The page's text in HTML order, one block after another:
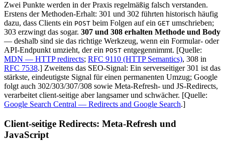
Zwei Punkte werden in der Praxis regelmäßig falsch verstanden.
Erstens der Methoden-Erhalt: 301 und 302 führten historisch häufig
dazu, dass Clients ein POST beim Folgen auf ein GET umschrieben;
303 erzwingt das sogar. 307 und 308 erhalten Methode und Body
— deshalb sind sie das richtige Werkzeug, wenn ein Formular- oder
API-Endpunkt umzieht, der ein POST entgegennimmt. [Quelle:
MDN — HTTP redirects; RFC 9110 (HTTP Semantics), 308 in
RFC 7538.] Zweitens das SEO-Signal: Ein serverseitiger 301 ist das
stärkste, eindeutigste Signal für einen permanenten Umzug; Google
folgt auch 302/303/307/308 sowie Meta-Refresh- und JS-Redirects,
verarbeitet client-seitige aber langsamer und schwächer. [Quelle:
Google Search Central — Redirects and Google Search.]
Client-seitige Redirects: Meta-Refresh und
JavaScript